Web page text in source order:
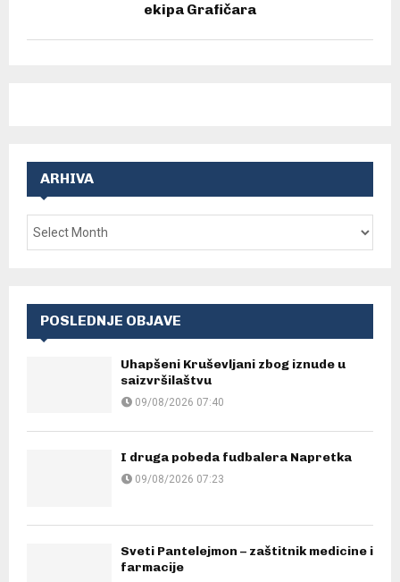
ekipa Grafičara
ARHIVA
POSLEDNJE OBJAVE
Uhapšeni Kruševljani zbog iznude u
saizvršilaštvu
09/08/2026 07:40
I druga pobeda fudbalera Napretka
09/08/2026 07:23
Sveti Pantelejmon – zaštitnik medicine i
farmacije